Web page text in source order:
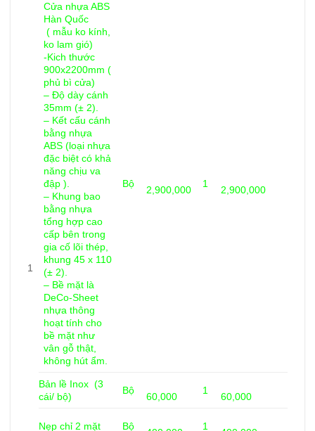
1
Cửa nhựa ABS
Hàn Quốc
( mẫu ko kính,
ko lam gió)
-Kich thước
900x2200mm (
phủ bì cửa)
– Độ dày cánh
35mm (± 2).
– Kết cấu cánh
bằng nhựa
ABS (loại nhựa
đặc biệt có khả
năng chịu va
đập ).
– Khung bao
bằng nhựa
tổng hợp cao
cấp bên trong
gia cố lõi thép,
khung 45 x 110
(± 2).
– Bề mặt là
DeCo-Sheet
nhựa thông
hoạt tính cho
bề mặt như
vân gỗ thật,
không hút ẩm.
Bộ
2,900,000
1
2,900,000
Bản lề Inox (3
cái/ bộ)
Bộ
60,000
1
60,000
Nẹp chỉ 2 mặt Bộ 1